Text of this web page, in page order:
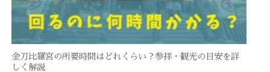
金刀比羅宮の所要時間はどれくらい？参拝・観光の目安を詳
しく解説